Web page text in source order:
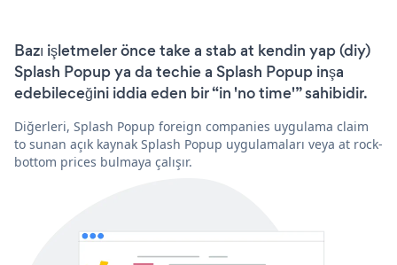
Bazı işletmeler önce take a stab at kendin yap (diy)
Splash Popup ya da techie a Splash Popup inşa
edebileceğini iddia eden bir “in 'no time'” sahibidir.
Diğerleri, Splash Popup foreign companies uygulama claim
to sunan açık kaynak Splash Popup uygulamaları veya at rock-
bottom prices bulmaya çalışır.